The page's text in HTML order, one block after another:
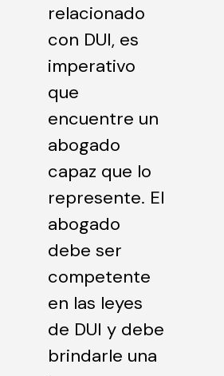
relacionado
con DUI, es
imperativo
que
encuentre un
abogado
capaz que lo
represente. El
abogado
debe ser
competente
en las leyes
de DUI y debe
brindarle una